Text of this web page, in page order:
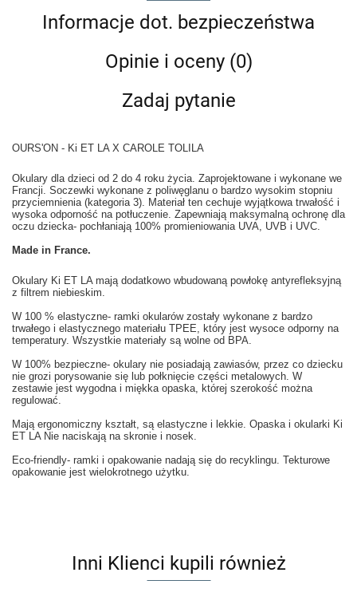
Informacje dot. bezpieczeństwa
Opinie i oceny (0)
Zadaj pytanie
OURS'ON - Ki ET LA X CAROLE TOLILA
Okulary dla dzieci od 2 do 4 roku życia. Zaprojektowane i wykonane we
Francji. Soczewki wykonane z poliwęglanu o bardzo wysokim stopniu
przyciemnienia (kategoria 3). Materiał ten cechuje wyjątkowa trwałość i
wysoka odporność na potłuczenie. Zapewniają maksymalną ochronę dla
oczu dziecka- pochłaniają 100% promieniowania UVA, UVB i UVC.
Made in France.
Okulary Ki ET LA mają dodatkowo wbudowaną powłokę antyrefleksyjną
z filtrem niebieskim.
W 100 % elastyczne- ramki okularów zostały wykonane z bardzo
trwałego i elastycznego materiału TPEE, który jest wysoce odporny na
temperatury. Wszystkie materiały są wolne od BPA.
W 100% bezpieczne- okulary nie posiadają zawiasów, przez co dziecku
nie grozi porysowanie się lub połknięcie części metalowych. W
zestawie jest wygodna i miękka opaska, której szerokość można
regulować.
Mają ergonomiczny kształt, są elastyczne i lekkie. Opaska i okularki Ki
ET LA Nie naciskają na skronie i nosek.
Eco-friendly- ramki i opakowanie nadają się do recyklingu. Tekturowe
opakowanie jest wielokrotnego użytku.
Inni Klienci kupili również